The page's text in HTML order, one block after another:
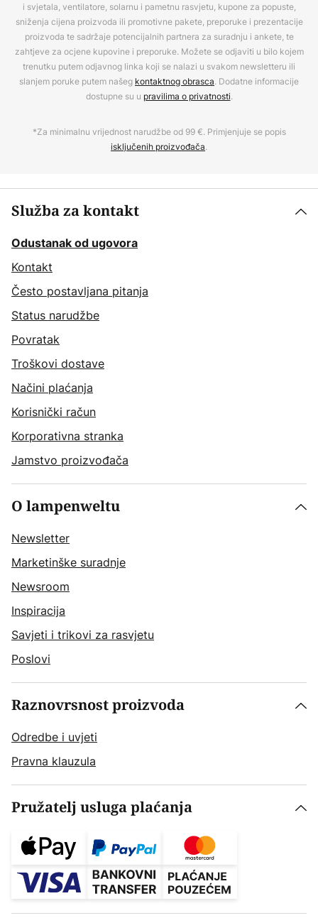
i svjetala, ventilatore, solarnu i pametnu rasvjetu, kupone za popuste,
sniženja cijena proizvoda ili promotivne pakete, preporuke i prezentacije
proizvoda te sadržaje potencijalnih partnera za suradnju i ankete, te
zahtjeve za ocjene kupovine i preporuke. Možete se odjaviti u bilo kojem
trenutku putem odjavnog linka koji se nalazi u svakom newsletteru ili
slanjem poruke putem našeg kontaktnog obrasca. Dodatne informacije
dostupne su u pravilima o privatnosti.
*Za minimalnu vrijednost narudžbe od 99 €. Primjenjuje se popis
isključenih proizvođača.
Služba za kontakt
Odustanak od ugovora
Kontakt
Često postavljana pitanja
Status narudžbe
Povratak
Troškovi dostave
Načini plaćanja
Korisnički račun
Korporativna stranka
Jamstvo proizvođača
O lampenweltu
Newsletter
Marketinške suradnje
Newsroom
Inspiracija
Savjeti i trikovi za rasvjetu
Poslovi
Raznovrsnost proizvoda
Odredbe i uvjeti
Pravna klauzula
Pružatelj usluga plaćanja